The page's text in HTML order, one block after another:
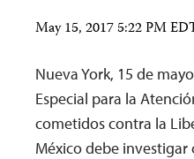
May 15, 2017 5:22 PM
Nueva York, 15 de
Especial para la
cometidos contra la
México debe investigar